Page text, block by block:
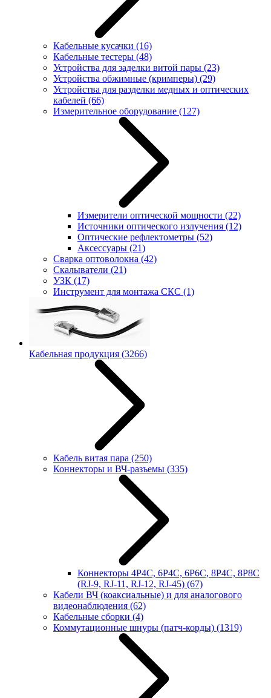
Кабельные кусачки (16)
Кабельные тестеры (48)
Устройства для заделки витой пары (23)
Устройства обжимные (кримперы) (29)
Устройства для разделки медных и оптических
кабелей (66)
Измерительное оборудование (127)
Измерители оптической мощности (22)
Источники оптического излучения (12)
Оптические рефлектометры (52)
Аксессуары (21)
Сварка оптоволокна (42)
Скалыватели (21)
УЗК (17)
Инструмент для монтажа СКС (1)
Кабельная продукция (3266)
Кабель витая пара (250)
Коннекторы и ВЧ-разъемы (335)
Коннекторы 4P4C, 6P4C, 6P6C, 8P4C, 8P8C
(RJ-9, RJ-11, RJ-12, RJ-45) (67)
Кабели ВЧ (коаксиальные) и для аналогового
видеонаблюдения (62)
Кабельные сборки (4)
Коммутационные шнуры (патч-корды) (1319)